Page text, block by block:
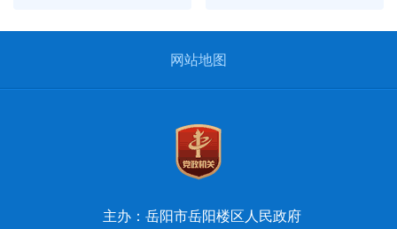
网站地图
主办：岳阳市岳阳楼区人民政府